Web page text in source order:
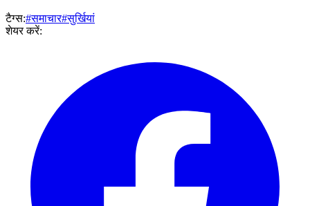
टैग्स:#समाचार#सुर्खियां
शेयर करें: